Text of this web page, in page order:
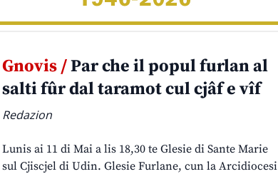
Gnovis /Par che il popul furlan al
salti fûr dal taramot cul cjâf e vîf
Redazion
Lunis ai 11 di Mai a lis 18,30 te Glesie di Sante Marie
sul Cjiscjel di Udin. Glesie Furlane, cun la Arcidiocesi